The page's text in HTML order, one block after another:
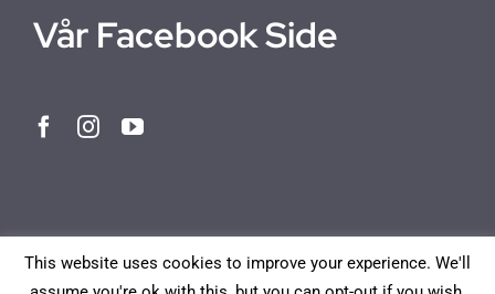
Vår Facebook Side
This website uses cookies to improve your experience. We'll